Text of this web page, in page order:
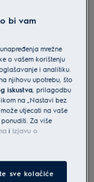
vrećicom
EU
priručniku. Za
korisnički
bi vam
mrežne
o vašem korištenju
i analitiku.
njihovu upotrebu, što
iskustva, prilagodbu
na „Nastavi bez
utjecati na vaše
Za više
i Izjavu o
sve kolačiće